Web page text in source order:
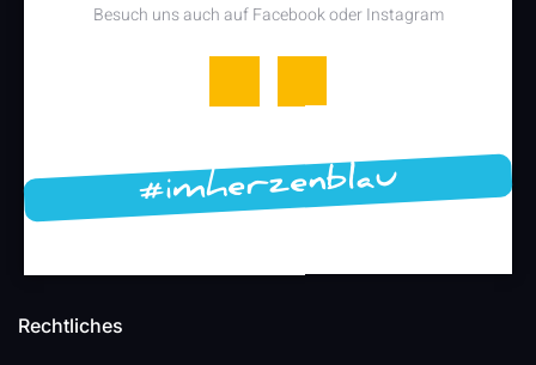
Rechtliches
Besuch uns auch auf Facebook oder Instagram
#imherzenblau